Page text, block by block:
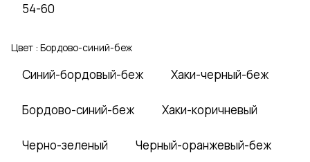
54-60
Цвет : Бордово-синий-беж
Синий-бордовый-беж Хаки-черный-беж
Бордово-синий-беж Хаки-коричневый
Черно-зеленый Черный-оранжевый-беж